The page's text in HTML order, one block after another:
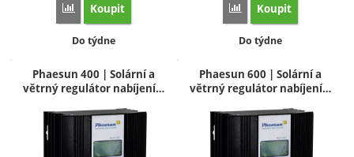
Přidat 'Větrný generátor Phaesun 600 | Stormy Wings
Koupit
Dostupnost:
Do týdne
Přidat 'Phaesun | Box
Koupit
Dostupnost:
Do týdne
Phaesun 400 | Solární a
větrný regulátor nabíjení…
Phaesun 600 | Solární a
větrný regulátor nabíjení…